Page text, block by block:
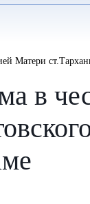
района и
в